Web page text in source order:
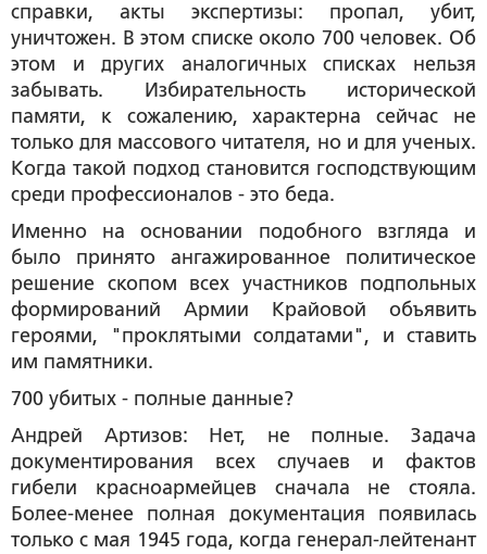
справки, акты экспертизы: пропал, убит,
уничтожен. В этом списке около 700 человек. Об
этом и других аналогичных списках нельзя
забывать. Избирательность исторической
памяти, к сожалению, характерна сейчас не
только для массового читателя, но и для ученых.
Когда такой подход становится господствующим
среди профессионалов - это беда.
Именно на основании подобного взгляда и
было принято ангажированное политическое
решение скопом всех участников подпольных
формирований Армии Крайовой объявить
героями, "проклятыми солдатами", и ставить
им памятники.
700 убитых - полные данные?
Андрей Артизов:
Нет, не полные. Задача
документирования всех случаев и фактов
гибели красноармейцев сначала не стояла.
Более-менее полная документация появилась
только с мая 1945 года, когда генерал-лейтенант